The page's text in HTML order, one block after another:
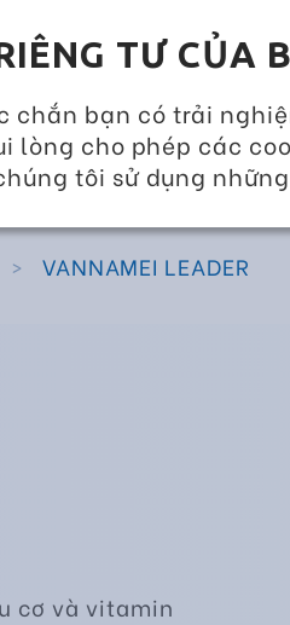
TƯ CỦA
chắn bạn có trải
lòng cho phép các
tôi sử dụng
SỰ
DINH DƯỠNG 360
SẢN PHẨM
TÔI
> VANNAMEI LEADER
cơ và vitamin